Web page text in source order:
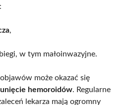
,
w tym małoinwazyjne.
może okazać się
hemoroidów. Regularne
lekarza mają ogromny